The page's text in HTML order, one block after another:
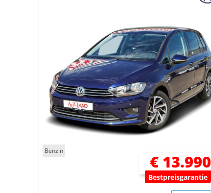
Benzin
€ 13.990
Bestpreisgarantie